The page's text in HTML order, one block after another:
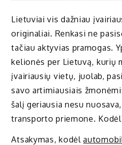
Lietuviai vis dažniau
originaliai. Renkasi ne
tačiau aktyvias pramogas.
kelionės per Lietuvą, kurių
įvairiausių vietų, juolab,
savo artimiausiais
šalį geriausia nesu
transporto priemone.
Atsakymas, kodėl